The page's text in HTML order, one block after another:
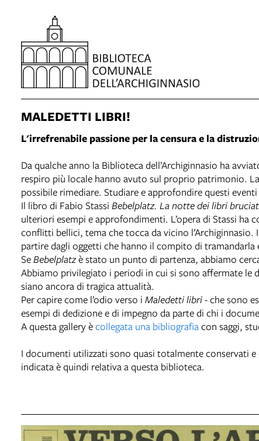
MALEDETTI LIBRI!
L'irrefrenabile passione per la censura e la
Da qualche anno la Biblioteca dell’Archiginnasio ha
respiro più locale hanno avuto sul proprio patrimonio.
possibile rimediare. Studiare e approfondire questi
Il libro di Fabio Stassi Bebelplatz. La notte dei libri
ulteriori esempi e approfondimenti. L’opera di Stassi ha
conflitti bellici, tema che tocca da vicino
partire dagli oggetti che hanno il compito di
SeBebelplatzè stato un punto di partenza, abbiamo
Abbiamo privilegiato i periodi in cui si sono affermate le
siano ancora di tragica attualità.
Per capire come l’odio verso i Maledetti libri- che sono
esempi di dedizione e di impegno da parte di chi i
A questa gallery ècollegata una bibliografiacon saggi,
I documenti utilizzati sono quasi totalmente conservati
indicata è quindi relativa a questa biblioteca.